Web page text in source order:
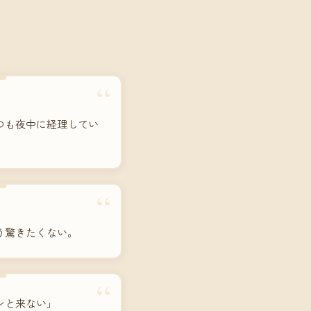
“
も夜中に経理してい
“
きたくない。
“
来ない」